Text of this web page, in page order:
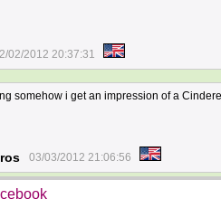
02/2012 20:37:31
somehow i get an impression of a
03/03/2012 21:06:56